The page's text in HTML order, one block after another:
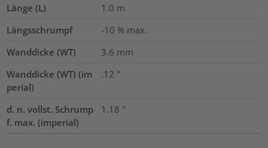
Länge (L) 1.0 m
Längsschrumpf
-10 % max.
Wanddicke (WT)
3.6 mm
Wanddicke (WT) (im
perial)
.12 "
d. n. vollst. Schrump
f. max. (imperial)
1.18 "